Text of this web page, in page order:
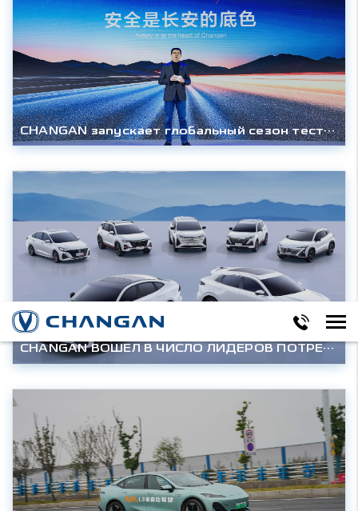
CHANGAN запускает глобальный сезон тестирования 2026 года и представляет обновлённую систему безопасности SDA Intelligence.
CHANGAN ВОШЕЛ В ЧИСЛО ЛИДЕРОВ ПОТРЕБИТЕЛЬСКОЙ ЛОЯЛЬНОСТИ И УДОВЛЕТВОРЕННОСТИ